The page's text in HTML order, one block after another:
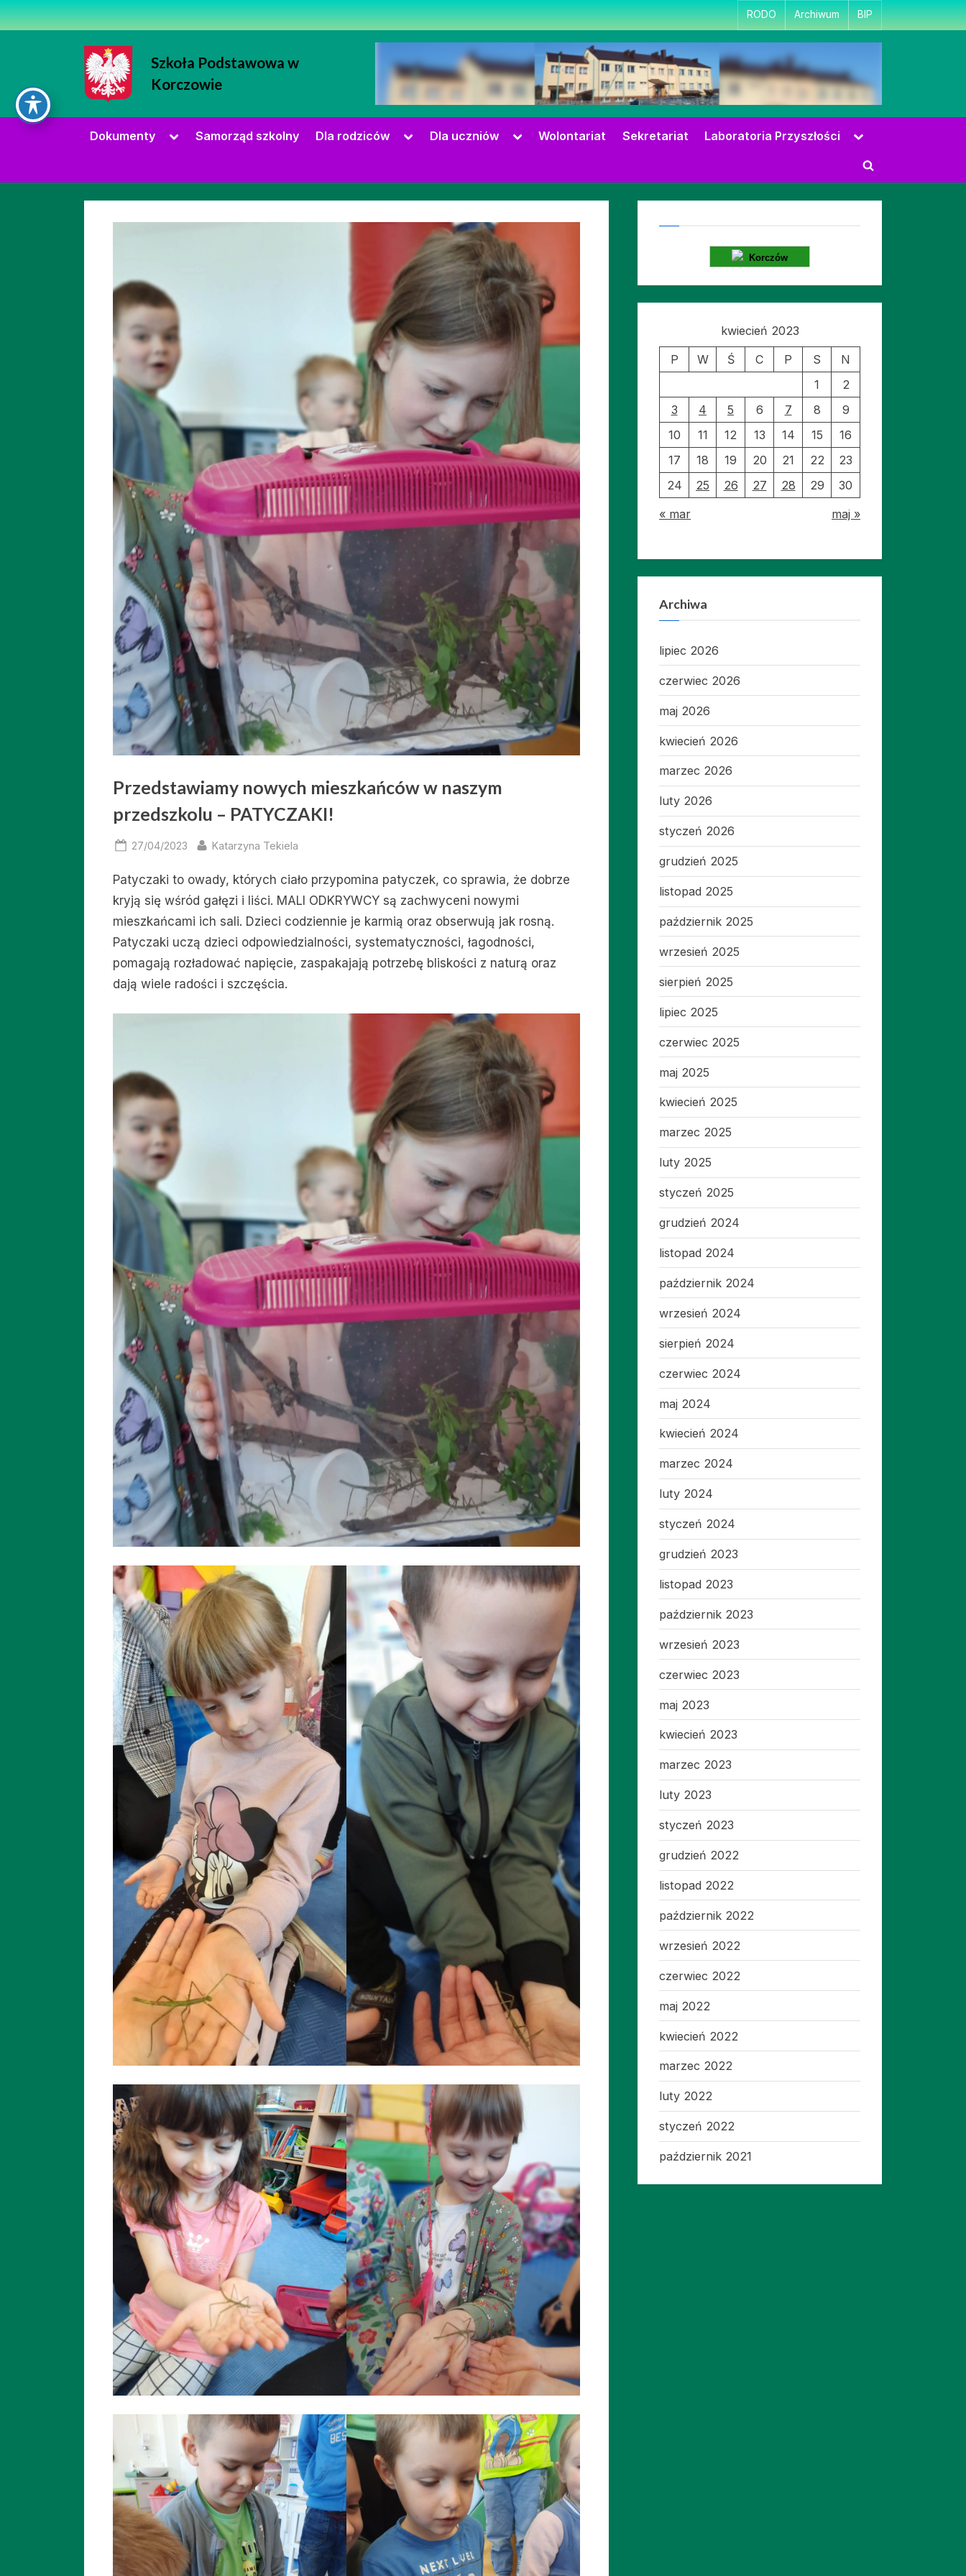
Skip
to
RODO Archiwum BIP
Szkoła Podstawowa w
Korczowie
Dokumenty
ToggleSamorząd szkolny Dla rodziców
ToggleDla uczniów
ToggleWolontariat Sekretariat Laboratoria Przyszłości
Toggle
menu
Toggle
Przedstawiamy nowych mieszkańców w naszym
przedszkolu – PATYCZAKI!
Posted
27/04/2023 By
Katarzyna Tekiela
Patyczaki to owady, których ciało przypomina patyczek, co sprawia, że dobrze
kryją się wśród gałęzi i liści. MALI ODKRYWCY są zachwyceni nowymi
mieszkańcami ich sali. Dzieci codziennie je karmią oraz obserwują jak rosną.
Patyczaki uczą dzieci odpowiedzialności, systematyczności, łagodności,
pomagają rozładować napięcie, zaspakajają potrzebę bliskości z naturą oraz
dają wiele radości i szczęścia.
Korczów
kwiecień 2023
P W Ś C P S
N
1
2
3
4 5 6 7 8
9
10
11 12 13 14 15
16
17
18 19 20 21 22
23
24
25 26 27 28 29 30
« mar maj »
Archiwa
lipiec 2026
czerwiec 2026
maj 2026
kwiecień 2026
marzec 2026
luty 2026
styczeń 2026
grudzień 2025
listopad 2025
październik 2025
wrzesień 2025
sierpień 2025
lipiec 2025
czerwiec 2025
maj 2025
kwiecień 2025
marzec 2025
luty 2025
styczeń 2025
grudzień 2024
listopad 2024
październik 2024
wrzesień 2024
sierpień 2024
czerwiec 2024
maj 2024
kwiecień 2024
marzec 2024
luty 2024
styczeń 2024
grudzień 2023
listopad 2023
październik 2023
wrzesień 2023
czerwiec 2023
maj 2023
kwiecień 2023
marzec 2023
luty 2023
styczeń 2023
grudzień 2022
listopad 2022
październik 2022
wrzesień 2022
czerwiec 2022
maj 2022
kwiecień 2022
marzec 2022
luty 2022
styczeń 2022
październik 2021